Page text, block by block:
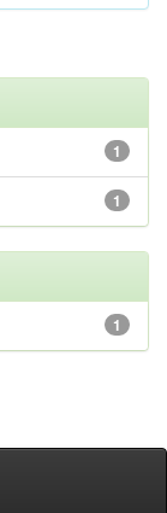
1
1
1